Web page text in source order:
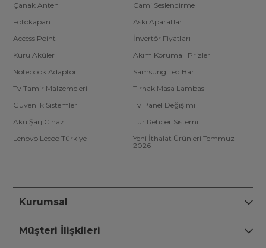
Çanak Anten
Cami Seslendirme
Fotokapan
Askı Aparatları
Access Point
İnvertör Fiyatları
Kuru Aküler
Akım Korumalı Prizler
Notebook Adaptör
Samsung Led Bar
Tv Tamir Malzemeleri
Tırnak Masa Lambası
Güvenlik Sistemleri
Tv Panel Değişimi
Akü Şarj Cihazı
Tur Rehber Sistemi
Lenovo Lecoo Türkiye
Yeni İthalat Ürünleri Temmuz
2026
Kurumsal
Müşteri İlişkileri